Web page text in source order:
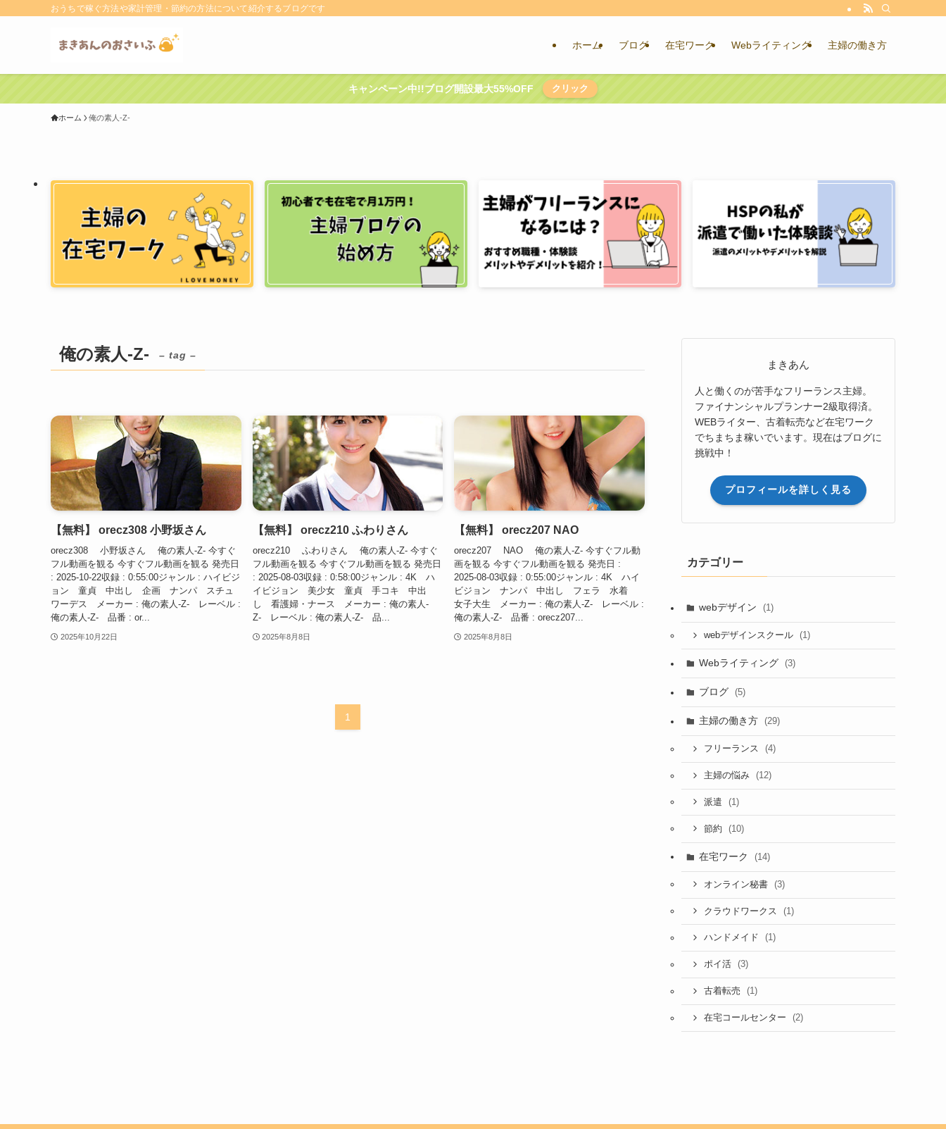
おうちで稼ぐ方法や家計管理・節約の方法について紹介するブログです
ホーム ブログ 在宅ワーク Webライティング 主婦の働き方
キャンペーン中!!ブログ開設最大55%OFF クリック
ホーム 俺の素人-Z-
俺の素人-Z- – tag –
【無料】 orecz308 小野坂さん
orecz308 小野坂さん 俺の素人-Z- 今すぐ
フル動画を観る 今すぐフル動画を観る 発売日
: 2025-10-22収録 : 0:55:00ジャンル : ハイビジ
ョン 童貞 中出し 企画 ナンパ スチュ
ワーデス メーカー : 俺の素人-Z- レーベル :
俺の素人-Z- 品番 : or...
2025年10月22日
【無料】 orecz210 ふわりさん
orecz210 ふわりさん 俺の素人-Z- 今すぐ
フル動画を観る 今すぐフル動画を観る 発売日
: 2025-08-03収録 : 0:58:00ジャンル : 4K ハ
イビジョン 美少女 童貞 手コキ 中出
し 看護婦・ナース メーカー : 俺の素人-
Z- レーベル : 俺の素人-Z- 品...
2025年8月8日
【無料】 orecz207 NAO
orecz207 NAO 俺の素人-Z- 今すぐフル動
画を観る 今すぐフル動画を観る 発売日 :
2025-08-03収録 : 0:55:00ジャンル : 4K ハイ
ビジョン ナンパ 中出し フェラ 水着
女子大生 メーカー : 俺の素人-Z- レーベル :
俺の素人-Z- 品番 : orecz207...
2025年8月8日
1
まきあん
人と働くのが苦手なフリーランス主婦。
ファイナンシャルプランナー2級取得済。
WEBライター、古着転売など在宅ワーク
でちまちま稼いでいます。現在はブログに
挑戦中！
プロフィールを詳しく見る
カテゴリー
webデザイン (1)
webデザインスクール (1)
Webライティング (3)
ブログ (5)
主婦の働き方 (29)
フリーランス (4)
主婦の悩み (12)
派遣 (1)
節約 (10)
在宅ワーク (14)
オンライン秘書 (3)
クラウドワークス (1)
ハンドメイド (1)
ポイ活 (3)
古着転売 (1)
在宅コールセンター (2)